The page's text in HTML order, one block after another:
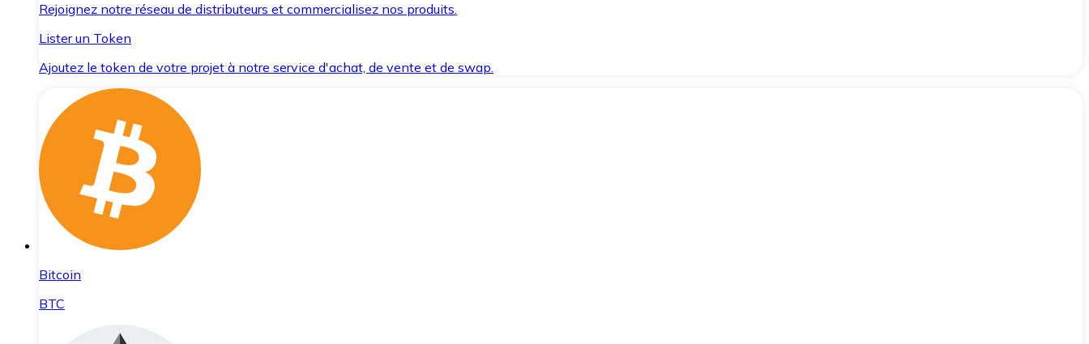
Rejoignez notre réseau de distributeurs et commercialisez nos produits.
Lister un Token
Ajoutez le token de votre projet à notre service d'achat, de vente et de swap.
Bitcoin
BTC